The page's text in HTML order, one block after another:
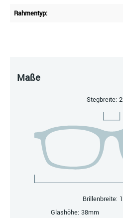
Rahmentyp:
Maße
Stegbreite:
Brillenbreite:
Glashöhe: 38mm